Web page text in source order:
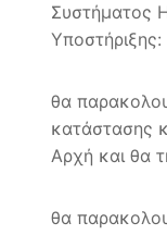
Συστήματος
Υποστήριξης:
θα
κατάστασης
Αρχή και θα
θα